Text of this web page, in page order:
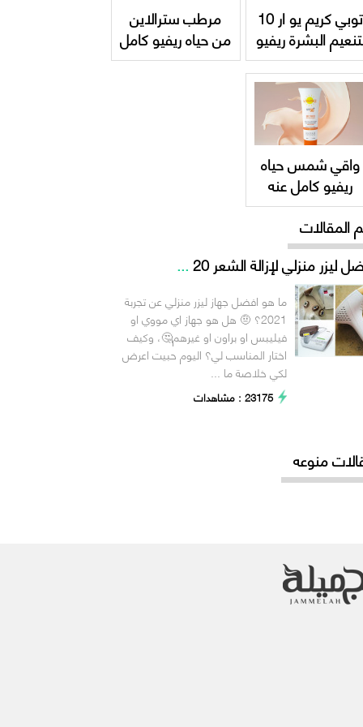
توبي كريم يو ار 10
البشرة ريفيو
كامل عنه
Topicrem UR-10
Anti-Roughness
مرطب سترالاين
من حياه ريفيو كامل
عنه واسعاره hayah
واقي شمس حياه
ريفيو كامل عنه
واسعاره + hayah
UVEPRO SPF
المقالات
ليزر منزلي لإزالة الشعر 20
...
ما هو افضل جهاز ليزر منزلي عن تجربة
2021؟ 🤨 هل هو جهاز اي مووي او
فيليبس او براون او غيرهم🤔، وكيف
اختار المناسب لي؟ اليوم حبيت اعرض
لكي خلاصة ما ...
23175 : مشاهدات
منوعه